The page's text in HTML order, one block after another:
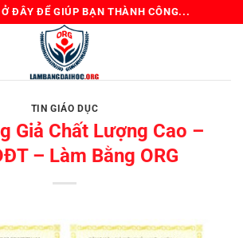
ĐÂY ĐỂ GIÚP BẠN THÀNH CÔNG...
TIN GIÁO DỤC
Giả Chất Lượng Cao –
– Làm Bằng ORG